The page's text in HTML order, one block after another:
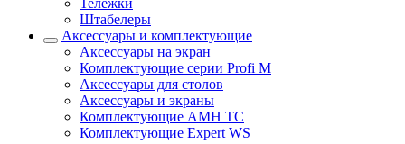
Штабелеры
Аксессуары и комплектующие
Аксессуары на экран
Комплектующие серии Profi M
Аксессуары для столов
Аксессуары и экраны
Комплектующие AMH TC
Комплектующие Expert WS